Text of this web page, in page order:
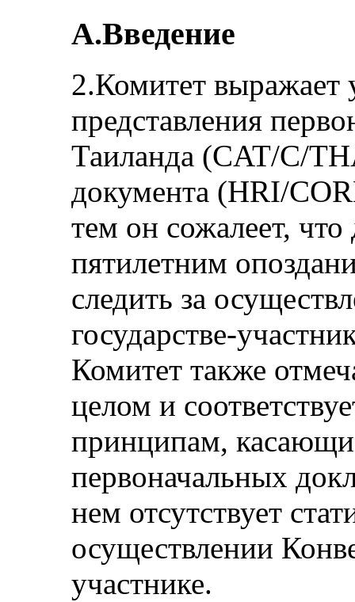
А.Введение
2.Комитет выражает
представления
Таиланда (CAT/C/
документа (HRI/
тем он сожалеет,
пятилетним
следить за
государстве-
Комитет также
целом и
принципам,
первоначальных
нем отсутствует
осуществлении
участнике.